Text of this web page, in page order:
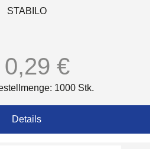
STABILO
0,29 €
1000 Stk.
Details